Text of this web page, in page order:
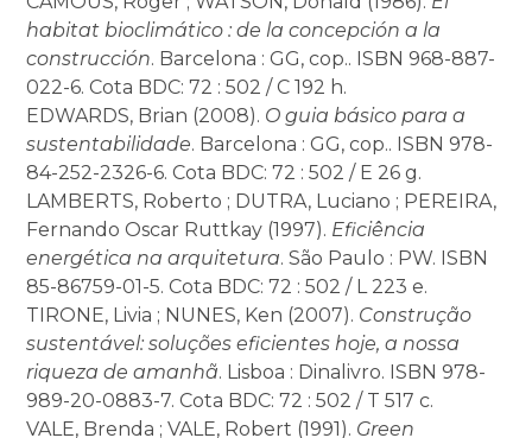
habitat bioclimático : de la concepción a la
construcción. Barcelona : GG, cop.. ISBN 968-887-
022-6. Cota BDC: 72 : 502 / C 192 h.
EDWARDS, Brian (2008). O guia básico para a
sustentabilidade. Barcelona : GG, cop.. ISBN 978-
84-252-2326-6. Cota BDC: 72 : 502 / E 26 g.
LAMBERTS, Roberto ; DUTRA, Luciano ; PEREIRA,
Fernando Oscar Ruttkay (1997). Eficiência
energética na arquitetura. São Paulo : PW. ISBN
85-86759-01-5. Cota BDC: 72 : 502 / L 223 e.
TIRONE, Livia ; NUNES, Ken (2007). Construção
sustentável: soluções eficientes hoje, a nossa
riqueza de amanhã. Lisboa : Dinalivro. ISBN 978-
989-20-0883-7. Cota BDC: 72 : 502 / T 517 c.
VALE, Brenda ; VALE, Robert (1991). Green